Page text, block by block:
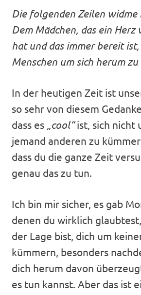
Die folgenden Zeilen widme
Dem Mädchen, das ein Herz
hat und das immer bereit
Menschen um sich herum
In der heutigen Zeit ist
so sehr von diesem
dass es „cool“ist, sich nicht
jemand anderen zu
dass du die ganze Zeit
genau das zu tun.
Ich bin mir sicher, es gab
denen du wirklich
der Lage bist, dich um
kümmern, besonders
dich herum davon
es tun kannst. Aber das ist